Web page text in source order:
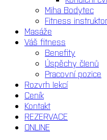
Miha Bodytec
Fitness instruktor
Masáže
Váš fitness
Benefity
Úspěchy členů
Pracovní pozice
Rozvrh lekcí
Ceník
Kontakt
REZERVACE
ONLINE